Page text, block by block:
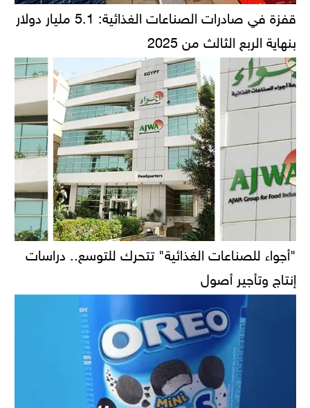
قفزة في صادرات الصناعات الغذائية: 5.1 مليار دولار
بنهاية الربع الثالث من 2025
"أجواء للصناعات الغذائية" تتحرك للتوسع.. دراسات
إنتاج وتأجير أصول